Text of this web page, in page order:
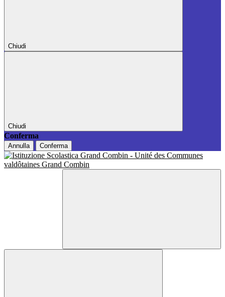
Chiudi
Chiudi
Conferma
Annulla Conferma